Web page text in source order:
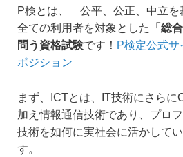
P検とは、 公平、公正、中立を
全ての利用者を対象とした
「総
問う資格試験です！ P検定公式サ
ポジション
まず、ICTとは、IT技術にさらに
加え情報通信技術であり、プロ
技術を如何に実社会に活かして
す。